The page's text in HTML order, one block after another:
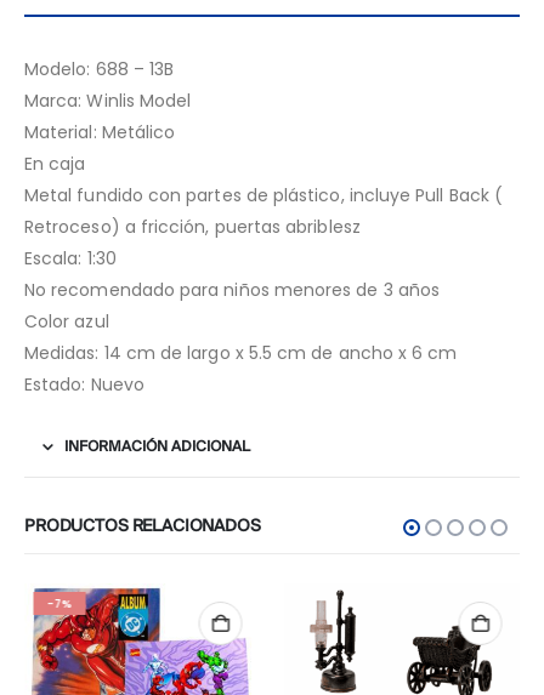
Modelo: 688 – 13B
Marca: Winlis Model
Material: Metálico
En caja
Metal fundido con partes de plástico, incluye Pull Back (
Retroceso) a fricción, puertas abriblesz
Escala: 1:30
No recomendado para niños menores de 3 años
Color azul
Medidas: 14 cm de largo x 5.5 cm de ancho x 6 cm
Estado: Nuevo
INFORMACIÓN ADICIONAL
PRODUCTOS RELACIONADOS
-7%